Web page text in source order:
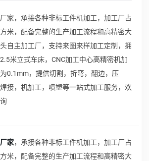
家，承接各种非标工件机加工，加工厂占
米，配备完整的生产加工流程和高精密大
自主加工厂，支持来图来样加工定制，拥
米立式车床，CNC加工中心高精密机加
0.1mm，提供切割，折弯，翻边，压
接，机加工，喷塑等一站式加工服务，欢
家，承接各种非标工件机加工，加工厂占
米，配备完整的生产加工流程和高精密大